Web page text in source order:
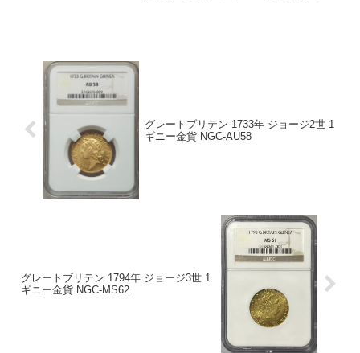
グレートブリテン 1733年 ジョージ2世 1
ギニー金貨 NGC-AU58
グレートブリテン 1794年 ジョージ3世 1
ギニー金貨 NGC-MS62